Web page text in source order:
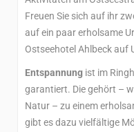
Freuen Sie sich auf ihr
auf ein paar erholsame
Ostseehotel Ahlbeck auf
Entspannung ist im
garantiert. Die gehört –
Natur – zu einem
gibt es dazu vielfältige